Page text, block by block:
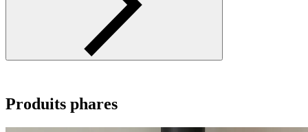
Produits phares